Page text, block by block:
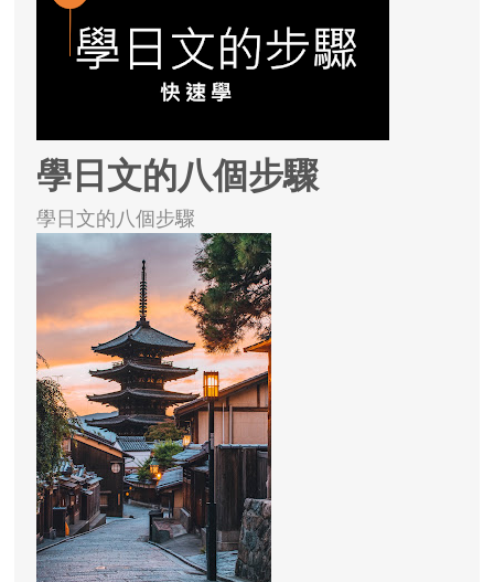
學日文的八個步驟
學日文的八個步驟